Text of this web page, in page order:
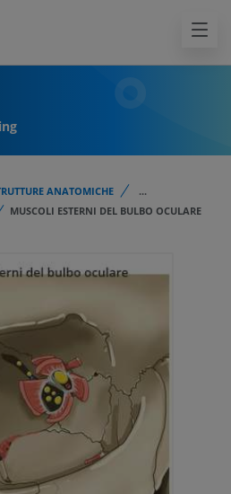
ANATOMICHE
...
MUSCOLI ESTERNI DEL BULBO OCULARE